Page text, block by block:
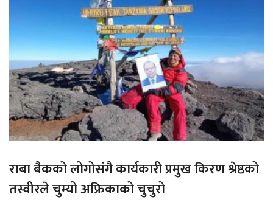
राबा बैकको लोगोसंगै कार्यकारी प्रमुख किरण श्रेष्ठको
तस्वीरले चुम्यो अफ्रिकाको चुचुरो